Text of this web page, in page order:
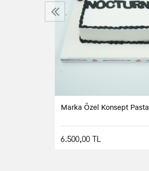
Marka Özel Konsept Pasta
6.500,00 TL
‹